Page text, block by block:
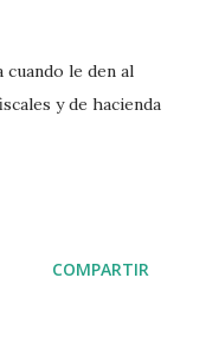
cuando le den al
y de hacienda
COMPARTIR